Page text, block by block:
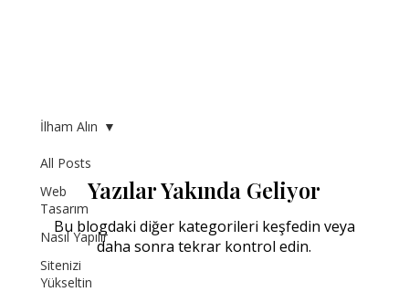
All Posts
Web
Tasarım
Nasıl Yapılır
Sitenizi
Yükseltin
İlham Alın
Yazılar Yakında Geliyor
Bu blogdaki diğer kategorileri keşfedin veya
daha sonra tekrar kontrol edin.